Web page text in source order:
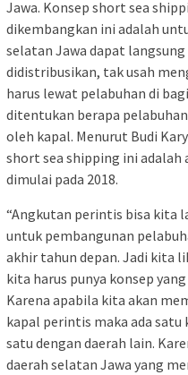
Jawa. Konsep short sea
dikembangkan ini adalah
selatan Jawa dapat
didistribusikan, tak usah
harus lewat pelabuhan di
ditentukan berapa
oleh kapal. Menurut Budi
short sea shipping ini
dimulai pada 2018.
“Angkutan perintis bisa kita
untuk pembangunan
akhir tahun depan. Jadi kita
kita harus punya konsep
Karena apabila kita akan
kapal perintis maka ada
satu dengan daerah lain.
daerah selatan Jawa yang